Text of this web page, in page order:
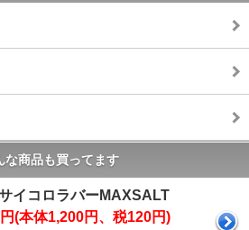
な商品も買ってます
イコロラバーMAXSALT
(本体1,200円、税120円)